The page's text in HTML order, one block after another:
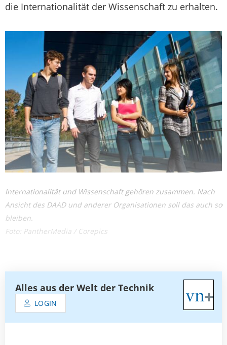
die Internationalität der Wissenschaft zu erhalten.
Internationalität und Wissenschaft gehören zusammen. Nach
Ansicht des DAAD und anderer Organisationen soll das auch so
bleiben.
Foto: PantherMedia / Corepics
Alles aus der Welt der Technik
LOGIN